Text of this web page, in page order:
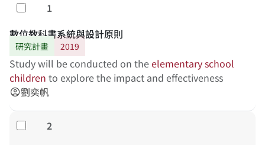
勾選
1
數位教科書系統與設計原則
研究計畫 2019
Study will be conducted on theelementaryschool
children to explore the impact and effectiveness
account_circle劉奕帆
勾選
2